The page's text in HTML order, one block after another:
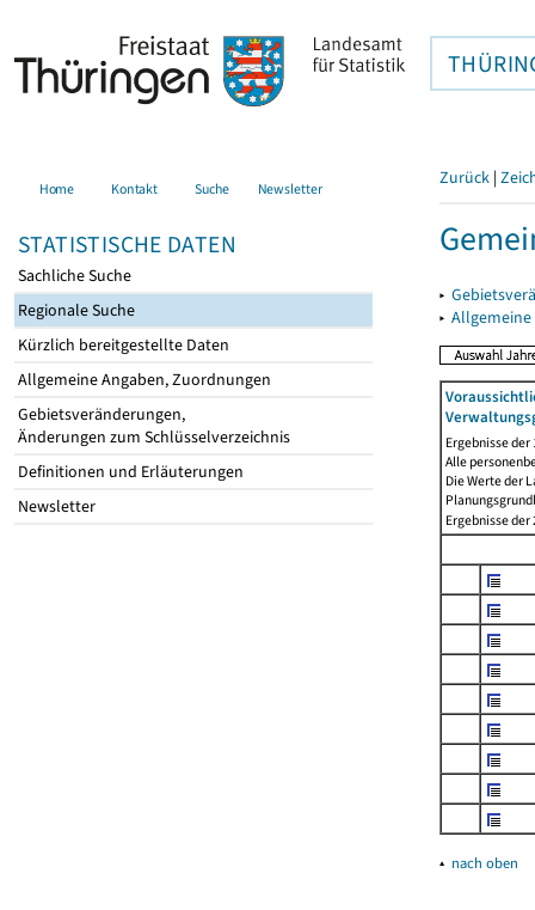
Home Kontakt Suche Newsletter
STATISTISCHE DATEN
Sachliche Suche
Regionale Suche
Kürzlich bereitgestellte Daten
Allgemeine Angaben, Zuordnungen
Gebietsveränderungen,
Änderungen zum Schlüsselverzeichnis
Definitionen und Erläuterungen
Newsletter
Zurück |
▸
▸
Ergebnisse
Alle
Die Werte der
Ergebnisse
▴ nach oben